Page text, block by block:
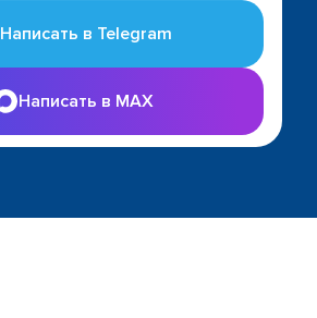
Написать в Telegram
Написать в MAX